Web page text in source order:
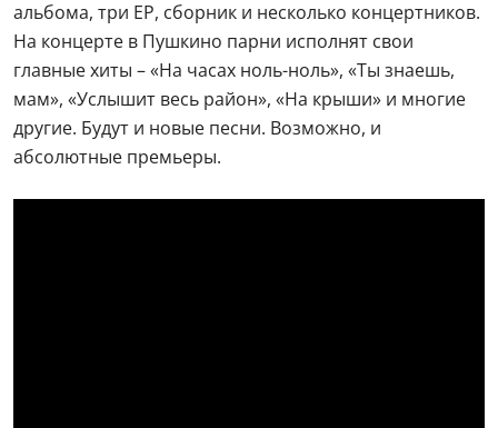
альбома, три ЕР, сборник и несколько концертников.
На концерте в Пушкино парни исполнят свои
главные хиты – «На часах ноль-ноль», «Ты знаешь,
мам», «Услышит весь район», «На крыши» и многие
другие. Будут и новые песни. Возможно, и
абсолютные премьеры.